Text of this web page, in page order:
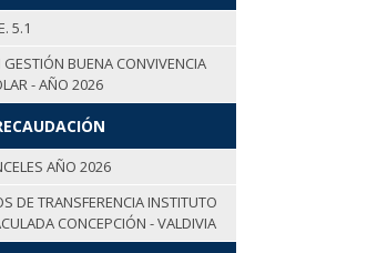
5.1
GESTIÓN BUENA CONVIVENCIA
- AÑO 2026
AÑO 2026
DE TRANSFERENCIA INSTITUTO
CONCEPCIÓN - VALDIVIA